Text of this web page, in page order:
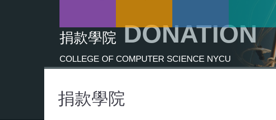
捐款學院 DONATION
COLLEGE OF COMPUTER SCIENCE NYCU
捐款學院